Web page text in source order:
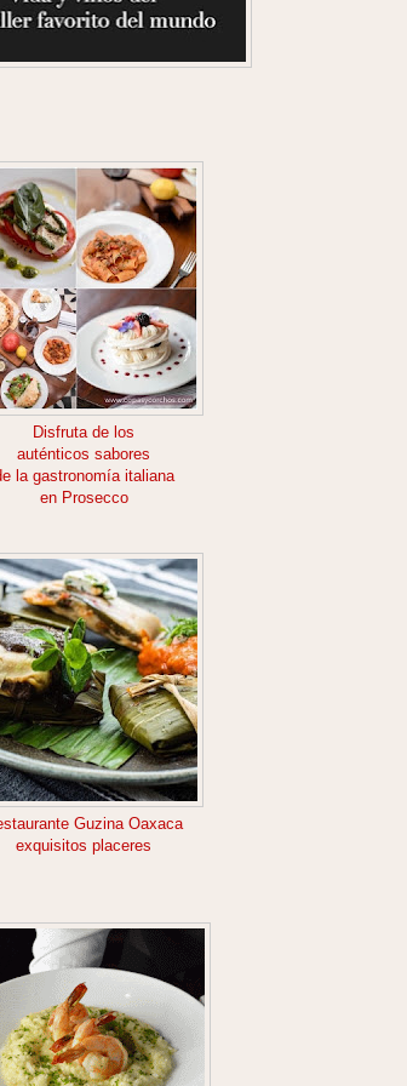
Disfruta de los
auténticos sabores
la gastronomía italiana
en Prosecco
Guzina Oaxaca
exquisitos placeres